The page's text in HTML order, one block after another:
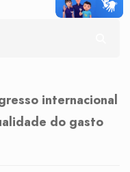
internacional
do gasto